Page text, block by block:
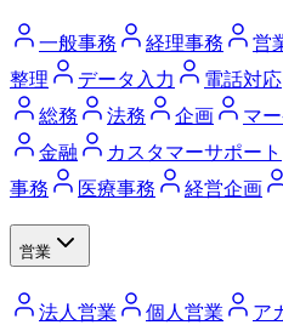
一般事務 経理事務 営
整理
データ入力 電話対応
総務
法務 企画 マ
金融
カスタマーサポート
事務
医療事務 経営企画
営業
法人営業 個人営業 ア